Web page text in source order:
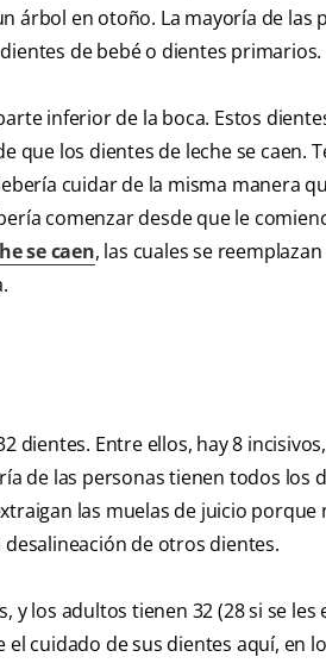
árbol en otoño. La mayoría de las
de bebé o dientes primarios.
inferior de la boca. Estos
los dientes de leche se caen.
cuidar de la misma manera
comenzar desde que le
se caen, las cuales se
dientes. Entre ellos, hay 8
de las personas tienen todos los
las muelas de juicio porque
de otros dientes.
y los adultos tienen 32 (28 si se les
el cuidado de sus dientes aquí, en